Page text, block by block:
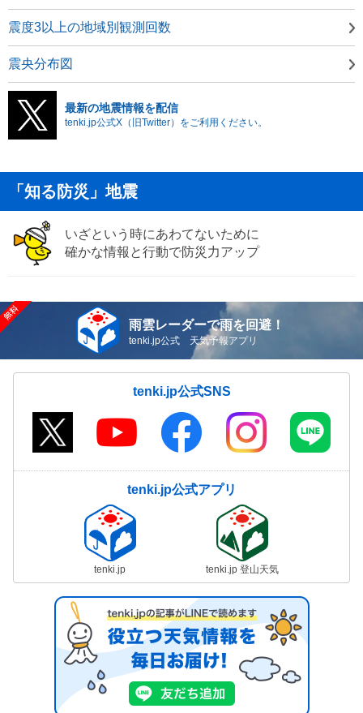
震度3以上の地域別観測回数
震央分布図
最新の地震情報を配信
tenki.jp公式X（旧Twitter）をご利用ください。
「知る防災」地震
いざという時にあわてないために
確かな情報と行動で防災力アップ
雨雲レーダーで雨を回避！
tenki.jp公式 天気予報アプリ
tenki.jp公式SNS
tenki.jp公式アプリ
tenki.jp tenki.jp 登山天気